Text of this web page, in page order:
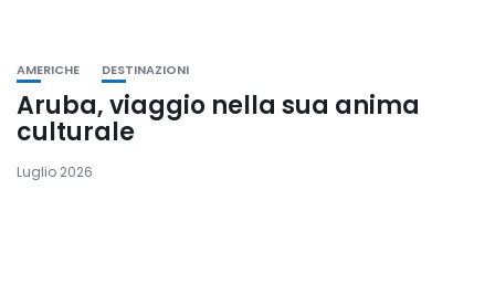
AMERICHE DESTINAZIONI
Aruba, viaggio nella sua anima
culturale
Luglio 2026